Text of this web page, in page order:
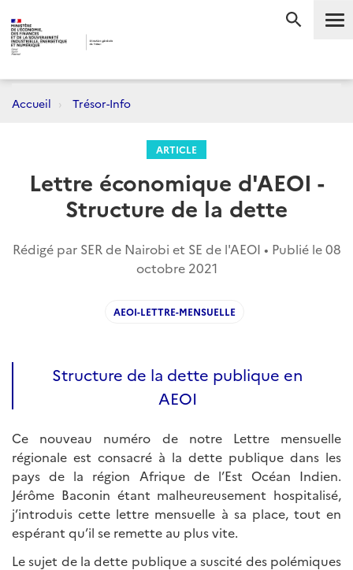
Accueil Trésor-Info
ARTICLE
Lettre économique d'AEOI -
Structure de la dette
Rédigé par SER de Nairobi et SE de l'AEOI • Publié le08
octobre 2021
AEOI-LETTRE-MENSUELLE
Structure de la dette publique en
AEOI
Ce nouveau numéro de notre Lettre mensuelle
régionale est consacré à la dette publique dans les
pays de la région Afrique de l’Est Océan Indien.
Jérôme Baconin étant malheureusement hospitalisé,
j’introduis cette lettre mensuelle à sa place, tout en
espérant qu’il se remette au plus vite.
Le sujet de la dette publique a suscité des polémiques